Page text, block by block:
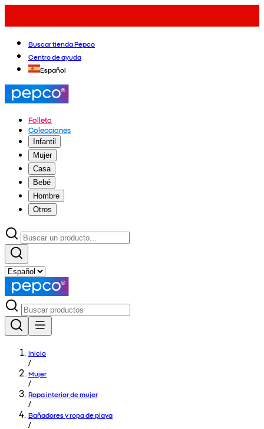
Buscar tienda Pepco
Centro de ayuda
Español
Folleto
Colecciones
Infantil
Mujer
Casa
Bebé
Hombre
Otros
Inicio
/
Mujer
/
Ropa interior de mujer
/
Bañadores y ropa de playa
/